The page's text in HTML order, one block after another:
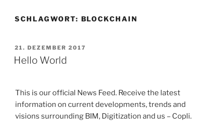
SCHLAGWORT: BLOCKCHAIN
VERÖFFENTLICHT
AM
21. DEZEMBER 2017
Hello World
This is our official News Feed. Receive the latest
information on current developments, trends and
visions surrounding BIM, Digitization and us – Copli.